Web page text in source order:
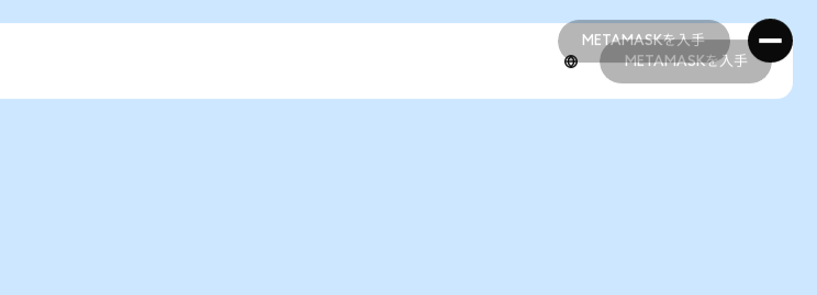
METAMASKを入手
METAMASKを入手
METAMASKを入手